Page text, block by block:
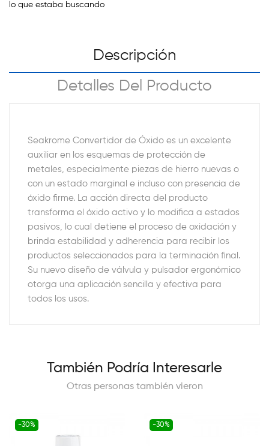
lo que estaba buscando
Descripción
Detalles Del Producto
Seakrome Convertidor de Óxido es un excelente
auxiliar en los esquemas de protección de
metales, especialmente piezas de hierro nuevas o
con un estado marginal e incluso con presencia de
óxido firme. La acción directa del producto
transforma el óxido activo y lo modifica a estados
pasivos, lo cual detiene el proceso de oxidación y
brinda estabilidad y adherencia para recibir los
productos seleccionados para la terminación final.
Su nuevo diseño de válvula y pulsador ergonómico
otorga una aplicación sencilla y efectiva para
todos los usos.
También Podría Interesarle
Otras personas también vieron
-30% -30%